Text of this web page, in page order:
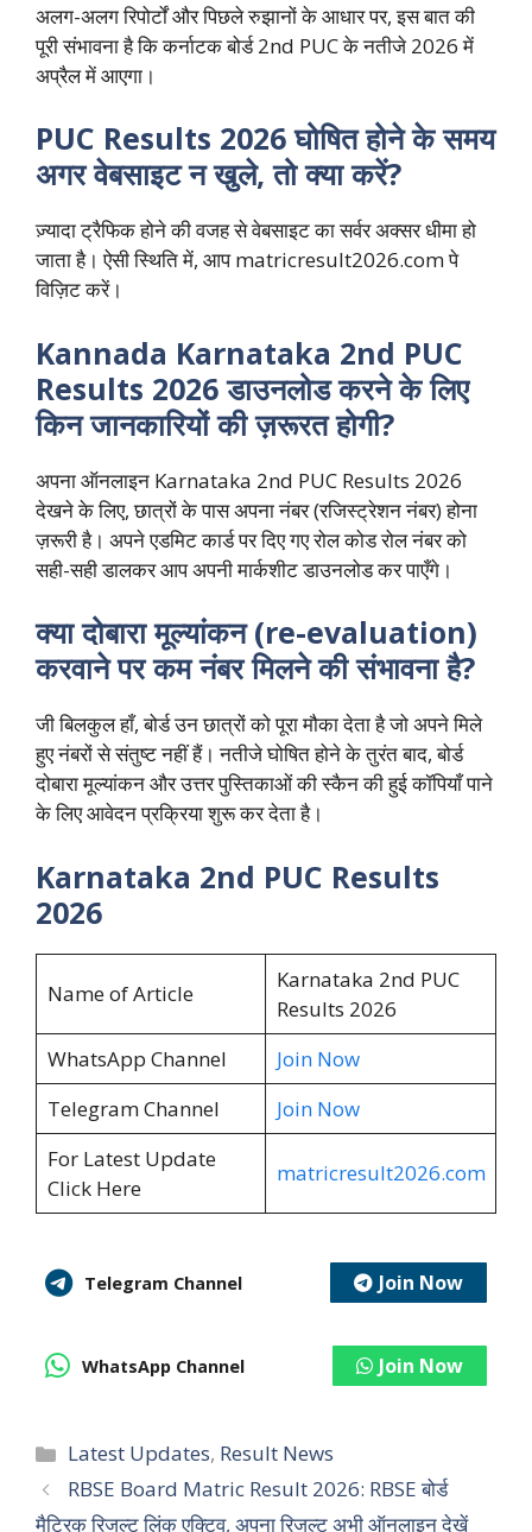
अलग-अलग रिपोर्टों और पिछले रुझानों के आधार पर, इस बात की
पूरी संभावना है कि कर्नाटक बोर्ड 2nd PUC के नतीजे 2026 में
अप्रैल में आएगा।
PUC Results 2026 घोषित होने के समय
अगर वेबसाइट न खुले, तो क्या करें?
ज़्यादा ट्रैफिक होने की वजह से वेबसाइट का सर्वर अक्सर धीमा हो
जाता है। ऐसी स्थिति में, आप matricresult2026.com पे
विज़िट करें।
Kannada Karnataka 2nd PUC
Results 2026 डाउनलोड करने के लिए
किन जानकारियों की ज़रूरत होगी?
अपना ऑनलाइन Karnataka 2nd PUC Results 2026
देखने के लिए, छात्रों के पास अपना नंबर (रजिस्ट्रेशन नंबर) होना
ज़रूरी है। अपने एडमिट कार्ड पर दिए गए रोल कोड रोल नंबर को
सही-सही डालकर आप अपनी मार्कशीट डाउनलोड कर पाएँगे।
क्या दोबारा मूल्यांकन (re-evaluation)
करवाने पर कम नंबर मिलने की संभावना है?
जी बिलकुल हाँ, बोर्ड उन छात्रों को पूरा मौका देता है जो अपने मिले
हुए नंबरों से संतुष्ट नहीं हैं। नतीजे घोषित होने के तुरंत बाद, बोर्ड
दोबारा मूल्यांकन और उत्तर पुस्तिकाओं की स्कैन की हुई कॉपियाँ पाने
के लिए आवेदन प्रक्रिया शुरू कर देता है।
Karnataka 2nd PUC Results
2026
Name of Article
Karnataka 2nd PUC
Results 2026
WhatsApp Channel
Join Now
Telegram Channel
Join Now
For Latest Update
Click Here
matricresult2026.com
Telegram Channel Join Now
WhatsApp Channel Join Now
Categories
Latest Updates, Result News
RBSE Board Matric Result 2026: RBSE बोर्ड
मैट्रिक रिजल्ट लिंक एक्टिव, अपना रिजल्ट अभी ऑनलाइन देखें